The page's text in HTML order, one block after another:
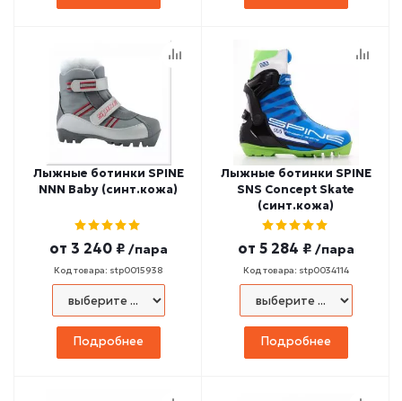
Лыжные ботинки SPINE
NNN Baby (синт.кожа)
от 3 240 ₽ /пара
Код товара: stp0015938
Подробнее
Лыжные ботинки SPINE
SNS Concept Skate
(синт.кожа)
от 5 284 ₽ /пара
Код товара: stp0034114
Подробнее